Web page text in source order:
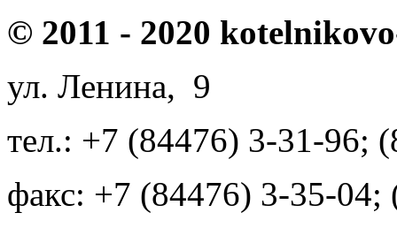
© 2011 - 2020
ул. Ленина, 9
тел.: +7 (84476) 3-31-96;
факс: +7 (84476) 3-35-04;